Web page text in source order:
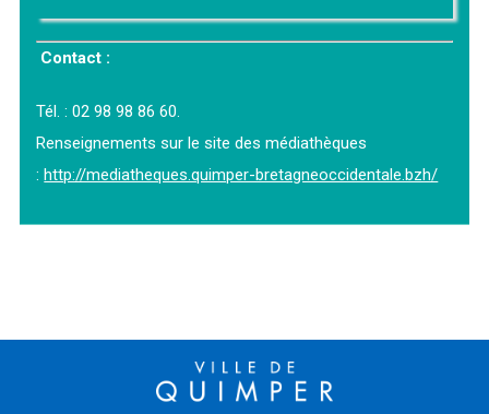
Contact :
Tél. : 02 98 98 86 60.
Renseignements sur le site des médiathèques
:http://mediatheques.quimper-bretagneoccidentale.bzh/